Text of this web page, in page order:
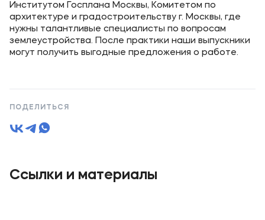
Институтом Госплана Москвы, Комитетом по
архитектуре и градостроительству г. Москвы, где
нужны талантливые специалисты по вопросам
землеустройства. После практики наши выпускники
могут получить выгодные предложения о работе.
ПОДЕЛИТЬСЯ
Ссылки и материалы